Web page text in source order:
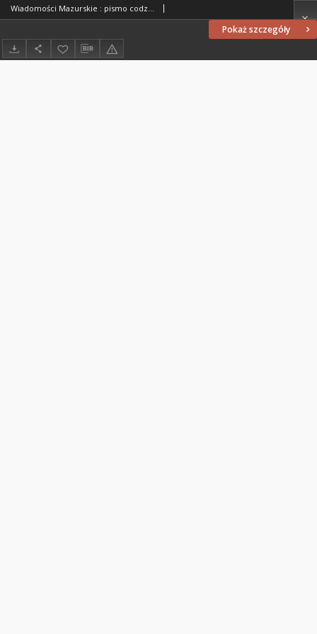
Pokaż szczegóły
Wiadomości Mazurskie : pismo codzienne. 1946 (R. 2), nr 178 (189)